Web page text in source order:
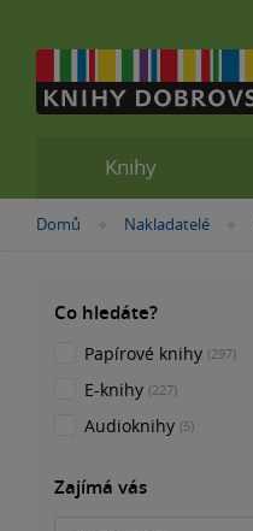
Nacházíte
Domů »
Nakladatelé
Co hledáte?
Papírové knihy (297)
E-knihy (227)
Audioknihy (5)
Zajímá vás
Knihy